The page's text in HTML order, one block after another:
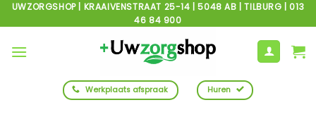
Ga
naar
inhoud
UWZORGSHOP | KRAAIVENSTRAAT 25-14 | 5048 AB | TILBURG | 013
46 84 900
Werkplaats afspraak Huren